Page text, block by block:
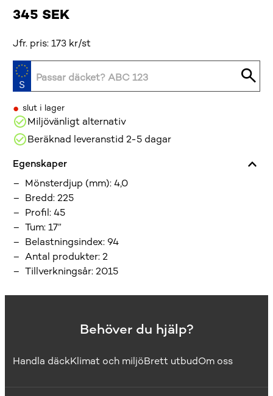
345 SEK
Jfr. pris: 173 kr/st
• slut i lager
Miljövänligt alternativ
Beräknad leveranstid 2-5 dagar
Egenskaper
Mönsterdjup (mm):4,0
Bredd:225
Profil:45
Tum:17”
Belastningsindex: 94
Antal produkter:2
Tillverkningsår:2015
Behöver du hjälp?
Handla däckKlimat och miljöBrett utbudOm oss